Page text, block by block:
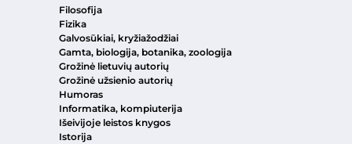
Filosofija
Fizika
Galvosūkiai, kryžiažodžiai
Gamta, biologija, botanika, zoologija
Grožinė lietuvių autorių
Grožinė užsienio autorių
Humoras
Informatika, kompiuterija
Išeivijoje leistos knygos
Istorija